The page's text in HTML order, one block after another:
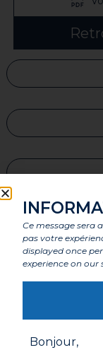
Ce message sera
pas votre
displayed once
experience on our
Bonjour,